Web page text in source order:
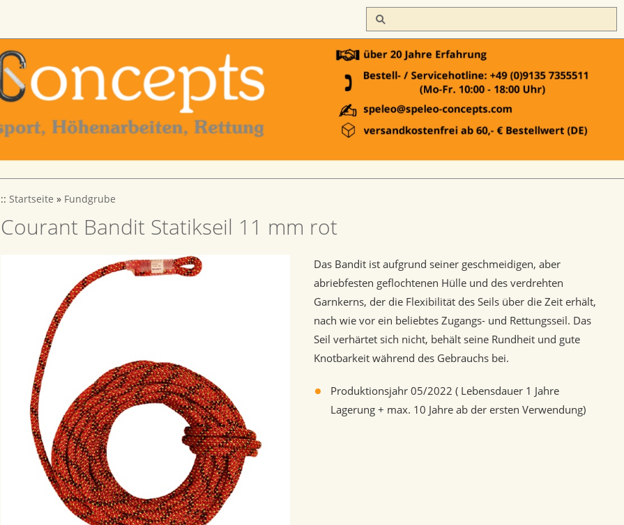
:: Startseite » Fundgrube
Courant Bandit Statikseil 11 mm rot
Das Bandit ist aufgrund seiner geschmeidigen, aber
abriebfesten geflochtenen Hülle und des verdrehten
Garnkerns, der die Flexibilität des Seils über die Zeit erhält,
nach wie vor ein beliebtes Zugangs- und Rettungsseil. Das
Seil verhärtet sich nicht, behält seine Rundheit und gute
Knotbarkeit während des Gebrauchs bei.
Produktionsjahr 05/2022 ( Lebensdauer 1 Jahre
Lagerung + max. 10 Jahre ab der ersten Verwendung)